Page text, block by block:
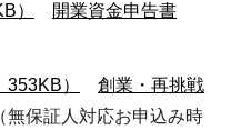
）
開業資金申告書
）
創業・再挑戦
（無保証人対応お申込み時